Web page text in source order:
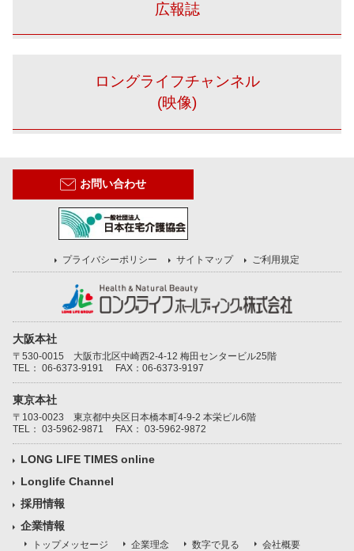
広報誌
ロングライフチャンネル
(映像)
お問い合わせ
プライバシーポリシー サイトマップ ご利用規定
大阪本社
〒530-0015 大阪市北区中崎西2-4-12 梅田センタービル25階
TEL： 06-6373-9191 FAX：06-6373-9197
東京本社
〒103-0023 東京都中央区日本橋本町4-9-2 本栄ビル6階
TEL： 03-5962-9871 FAX： 03-5962-9872
LONG LIFE TIMES online
Longlife Channel
採用情報
企業情報
トップメッセージ 企業理念 数字で見る 会社概要